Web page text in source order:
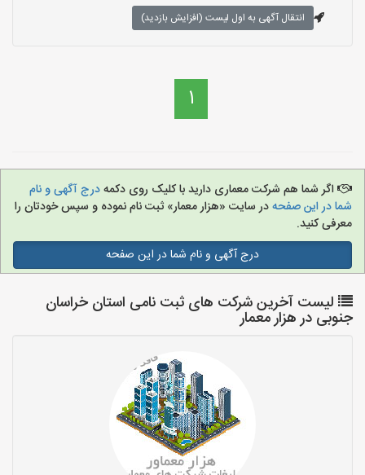
انتقال آگهی به اول لیست (افزایش بازدید)
1
اگر شما هم شرکت معماری دارید با کلیک روی دکمهدرج آگهی و نام
شما در این صفحهدر سایت «هزار معمار» ثبت نام نموده و سپس خودتان را
معرفی کنید.
درج آگهی و نام شما در این صفحه
لیست آخرین شرکت های ثبت نامی استان خراسان
جنوبی در هزار معمار